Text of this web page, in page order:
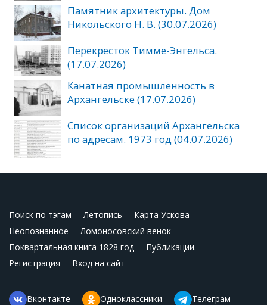
Памятник архитектуры. Дом
Никольского Н. В. (30.07.2026)
Перекресток Тимме-Энгельса.
(17.07.2026)
Канатная промышленность в
Архангельске (17.07.2026)
Список организаций Архангельска
по адресам. 1973 год (04.07.2026)
Поиск по тэгам Летопись
Карта Ускова
Неопознанное
Ломоносовский венок
Поквартальная книга 1828 год
Публикации.
Регистрация
Вход на сайт
Вконтакте Одноклассники
Телеграм